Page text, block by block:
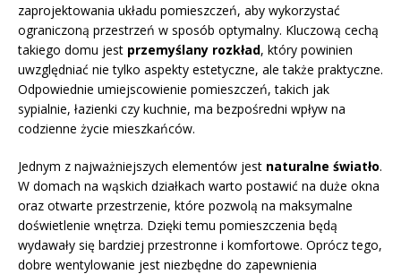
zaprojektowania układu pomieszczeń, aby wykorzystać
ograniczoną przestrzeń w sposób optymalny. Kluczową cechą
takiego domu jest przemyślany rozkład, który powinien
uwzględniać nie tylko aspekty estetyczne, ale także praktyczne.
Odpowiednie umiejscowienie pomieszczeń, takich jak
sypialnie, łazienki czy kuchnie, ma bezpośredni wpływ na
codzienne życie mieszkańców.
Jednym z najważniejszych elementów jest naturalne światło.
W domach na wąskich działkach warto postawić na duże okna
oraz otwarte przestrzenie, które pozwolą na maksymalne
doświetlenie wnętrza. Dzięki temu pomieszczenia będą
wydawały się bardziej przestronne i komfortowe. Oprócz tego,
dobre wentylowanie jest niezbędne do zapewnienia